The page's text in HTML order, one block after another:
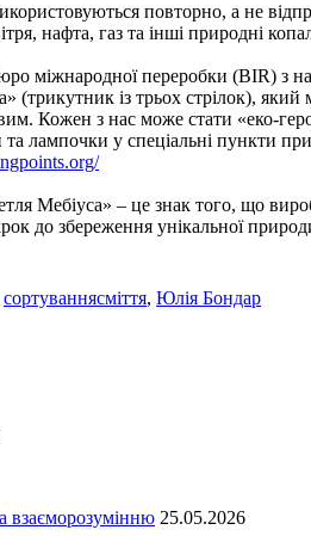
повторно, а не
нафта, газ та інші природні
міжнародної переробки (BIR) з
із трьох стрілок),
Кожен з нас може стати «еко-
та лампочки у спеціальні пункти
Мебіуса» – це знак того, що
до збереження унікальної
сортуваннясміття, Юлія Бондар
взаєморозумінню 25.05.2026